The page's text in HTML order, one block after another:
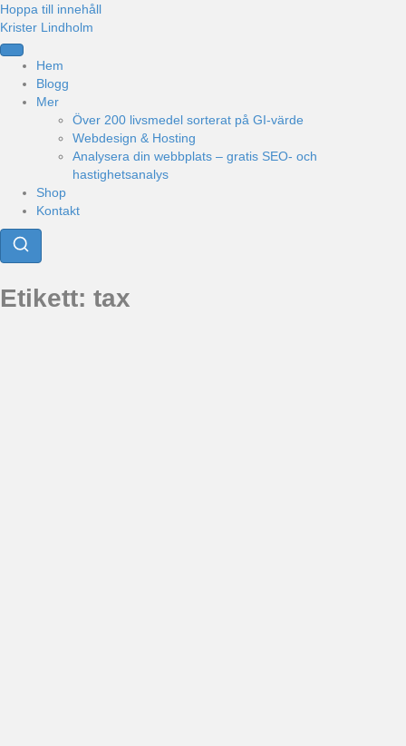
Hoppa till innehåll
Krister Lindholm
Hem
Blogg
Mer
Över 200 livsmedel sorterat på GI-värde
Webdesign & Hosting
Analysera din webbplats – gratis SEO- och
hastighetsanalys
Shop
Kontakt
Etikett: tax